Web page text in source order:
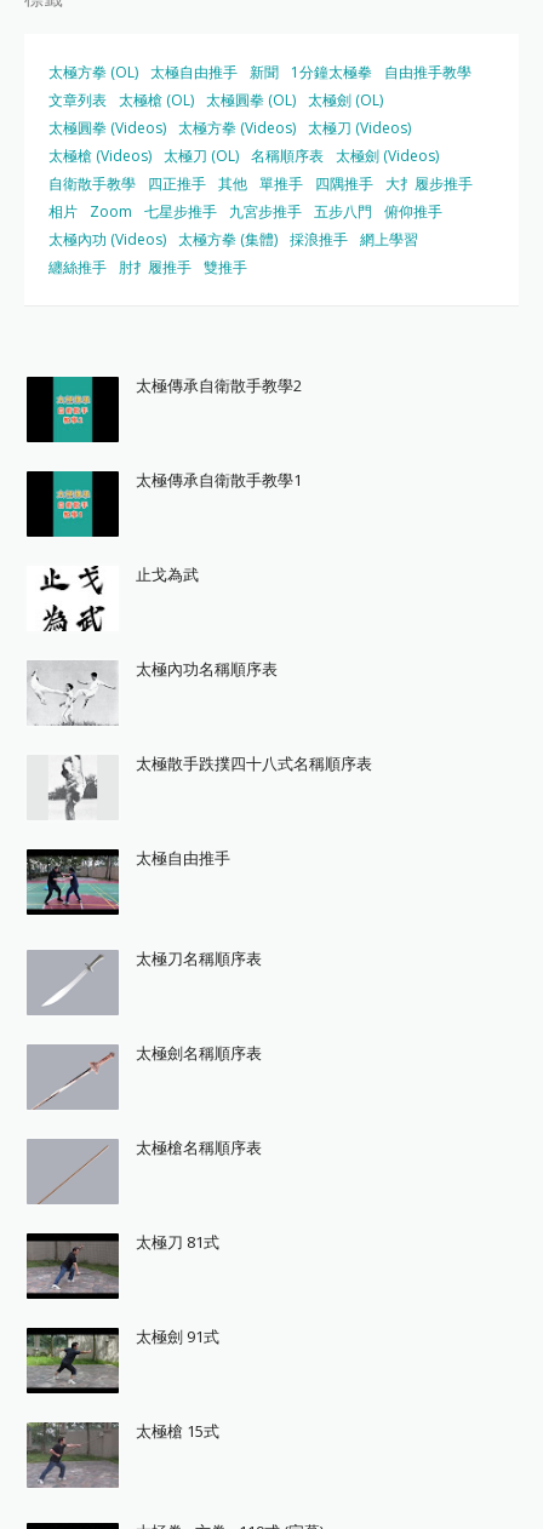
太極方拳 (OL) 太極自由推手 新聞 1分鐘太極拳
自由推手教學
文章列表 太極槍 (OL) 太極圓拳 (OL) 太極劍 (OL)
太極圓拳 (Videos) 太極方拳 (Videos) 太極刀 (Videos)
太極槍 (Videos) 太極刀 (OL) 名稱順序表 太極劍 (Videos)
自衛散手教學
四正推手 其他 單推手 四隅推手 大扌履步推手
相片
Zoom 七星步推手 九宮步推手 五步八門
俯仰推手
太極內功 (Videos) 太極方拳 (集體) 採浪推手 網上學習
纏絲推手
肘扌履推手 雙推手
太極傳承自衛散手教學2
太極傳承自衛散手教學1
止戈為武
太極內功名稱順序表
太極散手跌撲四十八式名稱順序表
太極自由推手
太極刀名稱順序表
太極劍名稱順序表
太極槍名稱順序表
太極刀 81式
太極劍 91式
太極槍 15式